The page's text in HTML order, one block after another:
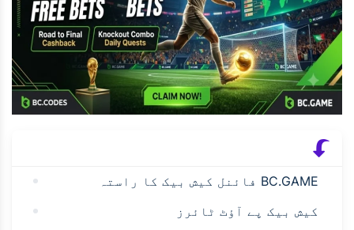
BC.GAME فائنل کیش بیک کا راستہ
کیش بیک پے آؤٹ ٹائرز